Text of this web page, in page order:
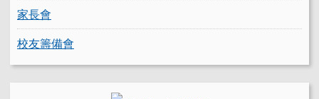
家長會
校友籌備會